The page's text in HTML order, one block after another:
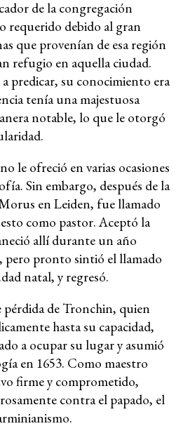
de la congregación
requerido debido al gran
que provenían de esa región
refugio en aquella ciudad.
predicar, su conocimiento era
tenía una majestuosa
notable, lo que le otorgó
le ofreció en varias ocasiones
Sin embargo, después de la
en Leiden, fue llamado
como pastor. Aceptó la
allí durante un año
pero pronto sintió el llamado
natal, y regresó.
pérdida de Tronchin, quien
hasta su capacidad,
a ocupar su lugar y asumió
en 1653. Como maestro
firme y comprometido,
contra el papado, el